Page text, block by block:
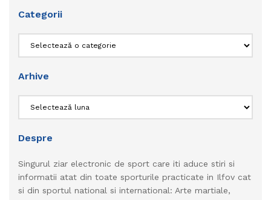
Categorii
Arhive
Despre
Singurul ziar electronic de sport care iti aduce stiri si
informatii atat din toate sporturile practicate in Ilfov cat
si din sportul national si international: Arte martiale,